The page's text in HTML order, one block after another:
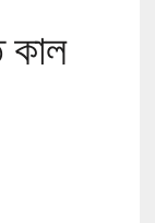
কাল